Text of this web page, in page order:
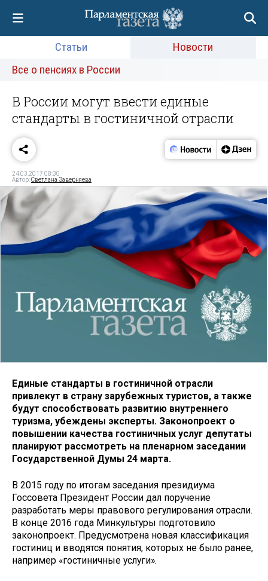
Статьи
Новости
Все о пенсиях в России
В России могут ввести единые
стандарты в гостиничной отрасли
24.03.2017 08:30
Автор:Светлана Заверняева
Единые стандарты в гостиничной отрасли
привлекут в страну зарубежных туристов, а также
будут способствовать развитию внутреннего
туризма, убеждены эксперты. Законопроект о
повышении качества гостиничных услуг депутаты
планируют рассмотреть на пленарном заседании
Государственной Думы 24 марта.
В 2015 году по итогам заседания президиума
Госсовета Президент России дал поручение
разработать меры правового регулирования отрасли.
В конце 2016 года Минкультуры подготовило
законопроект. Предусмотрена новая классификация
гостиниц и вводятся понятия, которых не было ранее,
например «гостиничные услуги».